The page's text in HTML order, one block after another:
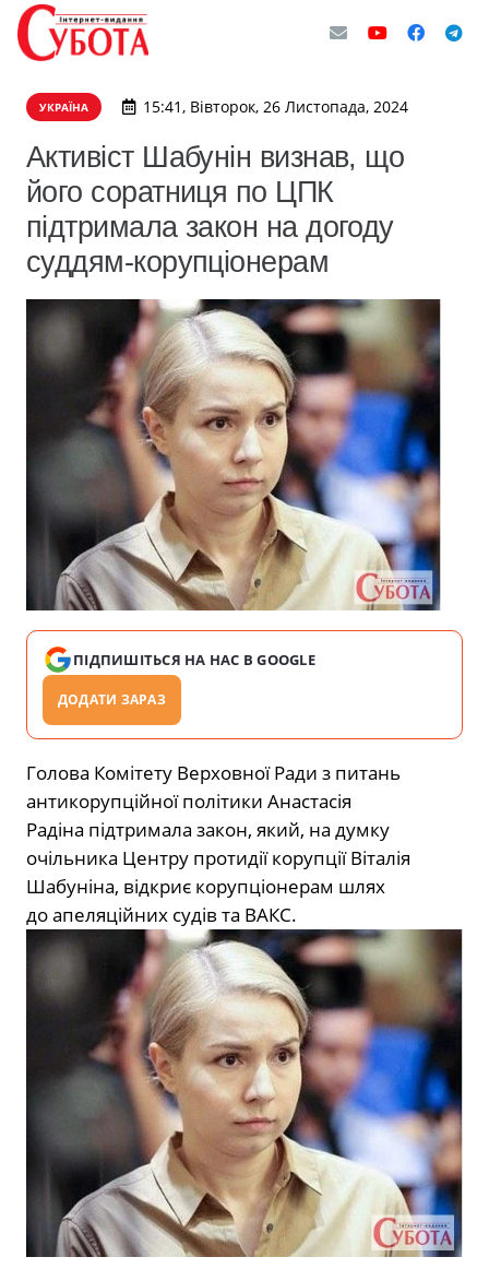
УКРАЇНА 15:41, Вівторок, 26 Листопада, 2024
Активіст Шабунін визнав, що
його соратниця по ЦПК
підтримала закон на догоду
суддям-корупціонерам
ПІДПИШІТЬСЯ НА НАС В GOOGLE
ДОДАТИ ЗАРАЗ
Голова Комітету Верховної Ради з питань
антикорупційної політики Анастасія
Радіна підтримала закон, який, на думку
очільника Центру протидії корупції Віталія
Шабуніна, відкриє корупціонерам шлях
до апеляційних судів та ВАКС.